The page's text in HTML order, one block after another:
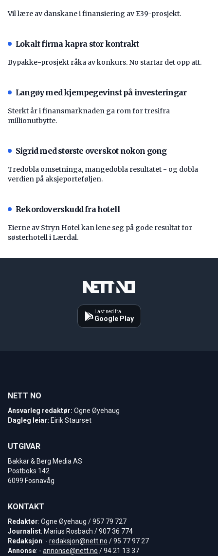
Vil lære av danskane i finansiering av E39-prosjekt.
Lokalt firma kapra stor kontrakt
Bypakke-prosjekt råka av konkurs. No startar det opp att.
Langøy med kjempegevinst på investeringar
Sterkt år i finansmarknaden ga rom for tresifra
millionutbytte.
Sigrid med største overskot nokon gong
Tredobla omsetninga, mangedobla resultatet - og dobla
verdien på aksjeporteføljen.
Rekordoverskudd fra hotell
Eierne av Stryn Hotel kan lene seg på gode resultat for
søsterhotell i Lærdal.
Last ned fra
Google Play
NETT NO
Ansvarleg redaktør: Ogne Øyehaug
Dagleg leiar: Eirik Staurset
UTGIVAR
Bakkar & Berg Media AS
Postboks 142
6099 Fosnavåg
KONTAKT
Redaktør: Ogne Øyehaug / 957 79 727
Journalist: Marius Rosbach / 907 36 774
Redaksjon: - redaksjon@nett.no / 95 77 97 27
Annonse: - annonse@nett.no / 94 21 13 37